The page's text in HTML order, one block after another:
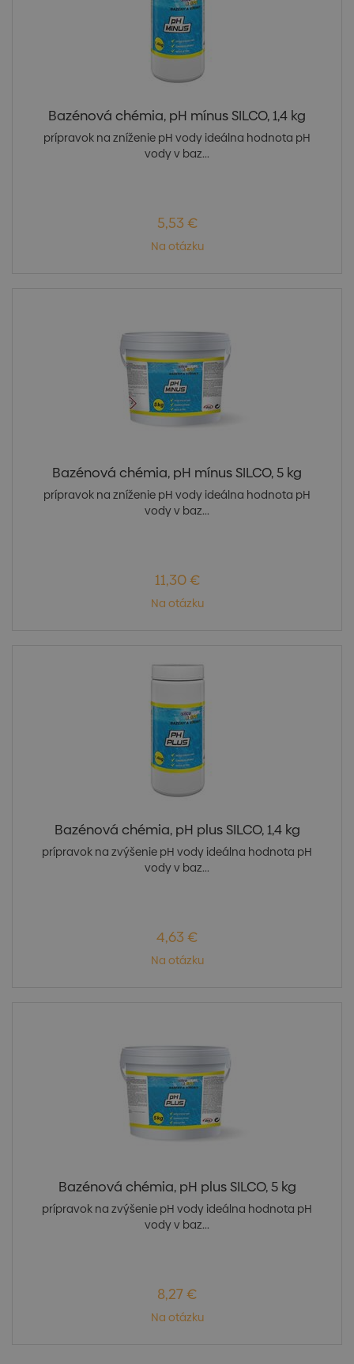
Bazénová chémia, pH mínus SILCO, 1,4 kg
prípravok na zníženie pH vody ideálna hodnota pH
vody v baz...
5,53 €
Na otázku
Bazénová chémia, pH mínus SILCO, 5 kg
prípravok na zníženie pH vody ideálna hodnota pH
vody v baz...
11,30 €
Na otázku
Bazénová chémia, pH plus SILCO, 1,4 kg
prípravok na zvýšenie pH vody ideálna hodnota pH
vody v baz...
4,63 €
Na otázku
Bazénová chémia, pH plus SILCO, 5 kg
prípravok na zvýšenie pH vody ideálna hodnota pH
vody v baz...
8,27 €
Na otázku